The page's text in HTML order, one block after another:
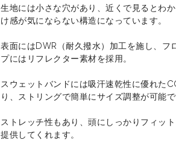
生地には小さな穴があり、近くで見るとわ
け感が気にならない構造になっています。
表面にはDWR（耐久撥水）加工を施し、フ
プにはリフレクター素材を採用。
スウェットバンドには吸汗速乾性に優れた
り、ストリングで簡単にサイズ調整が可能で
ストレッチ性もあり、頭にしっかりフィッ
提供してくれます。